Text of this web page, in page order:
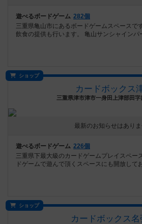
遊べるボードゲーム 282個
三重県亀山市にあるボードゲームスペースで
飲食の提供も行います。 亀山サンシャインパ
ショップ
カードボックス
三重県津市津市一身田上津部田字
最新のお知らせはあり
遊べるボードゲーム 226個
三重県下最大級のカードゲームプレイスペー
ドゲームで遊んで頂くスペースにも開放して
ショップ
カードボックス名